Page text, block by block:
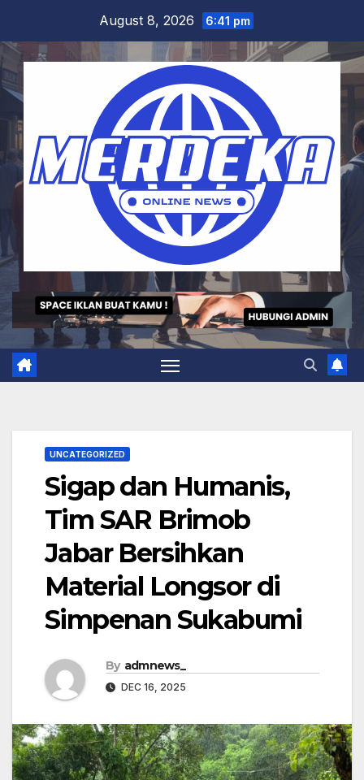
content
August 8, 2026 6:41 pm
UNCATEGORIZED
Sigap dan Humanis,
Tim SAR Brimob
Jabar Bersihkan
Material Longsor di
Simpenan Sukabumi
By admnews_
DEC 16, 2025